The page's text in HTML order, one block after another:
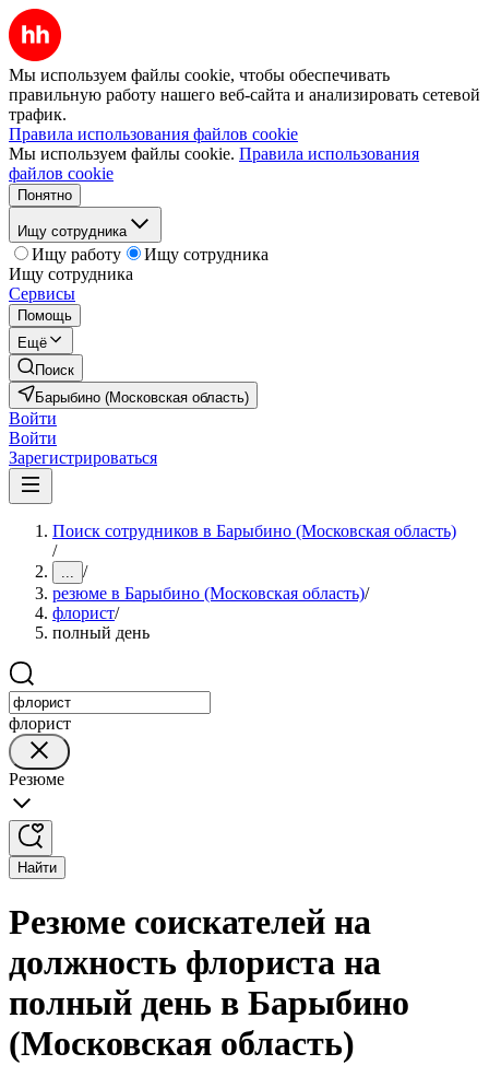
Мы используем файлы cookie, чтобы обеспечивать
правильную работу нашего веб-сайта и анализировать сетевой
трафик.
Правила использования файлов cookie
Мы используем файлы cookie. Правила использования
файлов cookie
Понятно
Ищу сотрудника
Ищу работу
Ищу сотрудника
Ищу сотрудника
Сервисы
Помощь
Ещё
Поиск
Барыбино (Московская область)
Войти
Войти
Зарегистрироваться
Поиск сотрудников в Барыбино (Московская область)
/
... /
резюме в Барыбино (Московская область)/
флорист/
полный день
флорист
Резюме
Найти
Резюме соискателей на
должность флориста на
полный день в Барыбино
(Московская область)